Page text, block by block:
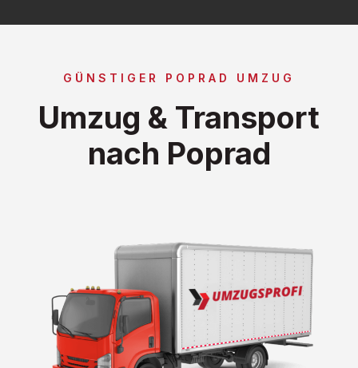
GÜNSTIGER POPRAD UMZUG
Umzug & Transport
nach Poprad